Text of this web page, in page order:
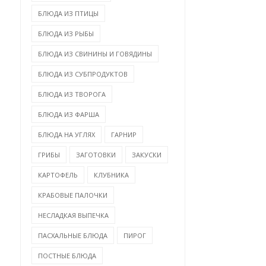
БЛЮДА ИЗ ПТИЦЫ
БЛЮДА ИЗ РЫБЫ
БЛЮДА ИЗ СВИНИНЫ И ГОВЯДИНЫ
БЛЮДА ИЗ СУБПРОДУКТОВ
БЛЮДА ИЗ ТВОРОГА
БЛЮДА ИЗ ФАРША
БЛЮДА НА УГЛЯХ ГАРНИР
ГРИБЫ ЗАГОТОВКИ ЗАКУСКИ
КАРТОФЕЛЬ КЛУБНИКА
КРАБОВЫЕ ПАЛОЧКИ
НЕСЛАДКАЯ ВЫПЕЧКА
ПАСХАЛЬНЫЕ БЛЮДА ПИРОГ
ПОСТНЫЕ БЛЮДА